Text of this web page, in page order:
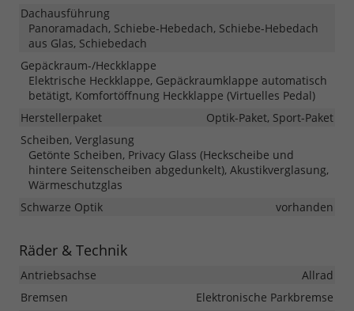
Dachausführung
Panoramadach, Schiebe-Hebedach, Schiebe-Hebedach
aus Glas, Schiebedach
Gepäckraum-/Heckklappe
Elektrische Heckklappe, Gepäckraumklappe automatisch
betätigt, Komfortöffnung Heckklappe (Virtuelles Pedal)
Herstellerpaket
Optik-Paket, Sport-Paket
Scheiben, Verglasung
Getönte Scheiben, Privacy Glass (Heckscheibe und
hintere Seitenscheiben abgedunkelt), Akustikverglasung,
Wärmeschutzglas
Schwarze Optik
vorhanden
Räder & Technik
Antriebsachse
Allrad
Bremsen
Elektronische Parkbremse